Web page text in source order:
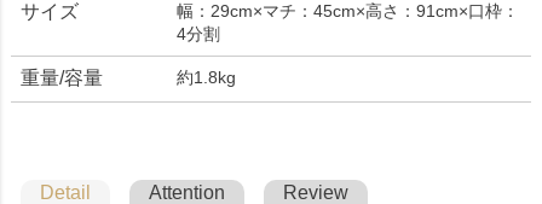
サイズ
幅：29cm×マチ：45cm×高さ：91cm×口枠：
4分割
重量/容量 約1.8kg
Detail Attention Review